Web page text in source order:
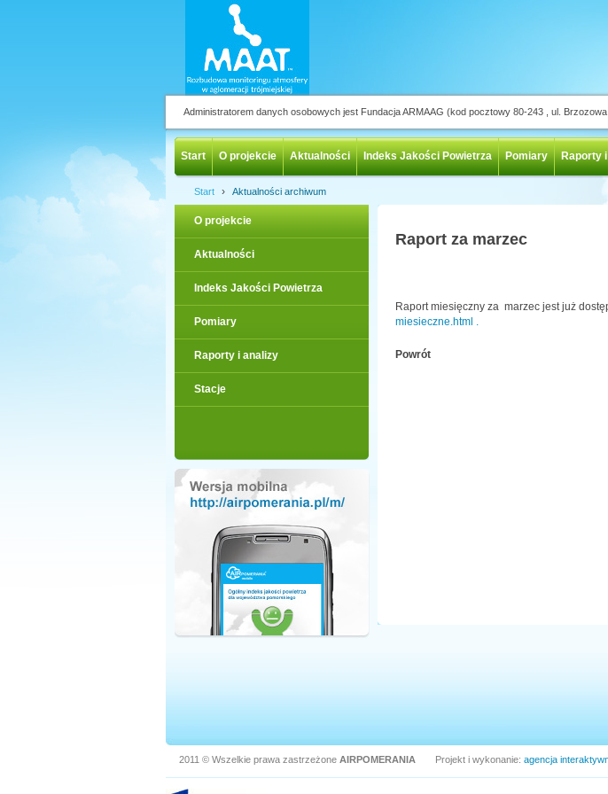
Administratorem danych osobowych jest Fundacja ARMAAG (kod pocztowy 80-243 , ul. Brzozowa
Start O projekcie Aktualności Indeks Jakości Powietrza Pomiary Raporty
Start › Aktualności archiwum
O projekcie
Aktualności
Indeks Jakości Powietrza
Pomiary
Raporty i analizy
Stacje
Raport za marzec
Raport miesięczny za marzec jest już
miesieczne.html .
Powrót
2011 © Wszelkie prawa zastrzeżone AIRPOMERANIA Projekt i wykonanie: agencja